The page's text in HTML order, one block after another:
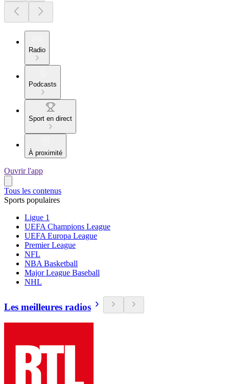
Radio
Podcasts
Sport en direct
À proximité
Ouvrir l'app
Tous les contenus
Sports populaires
Ligue 1
UEFA Champions League
UEFA Europa League
Premier League
NFL
NBA Basketball
Major League Baseball
NHL
Les meilleures radios